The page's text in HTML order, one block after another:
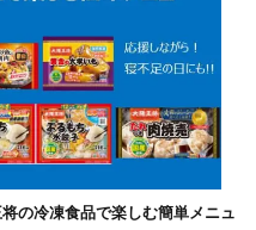
の冷凍食品で楽しむ簡単メニュ